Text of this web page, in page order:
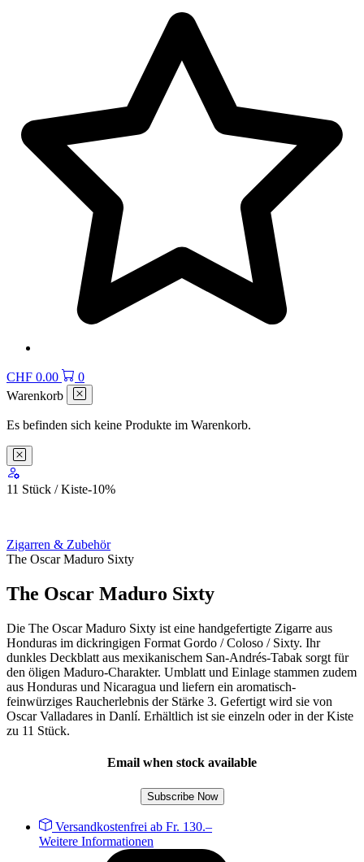
CHF 0.00
0
Warenkorb
Es befinden sich keine Produkte im Warenkorb.
11 Stück / Kiste-10%
Zigarren & Zubehör
The Oscar Maduro Sixty
The Oscar Maduro Sixty
Die The Oscar Maduro Sixty ist eine handgefertigte Zigarre aus
Honduras im dickringigen Format Gordo / Coloso / Sixty. Ihr
dunkles Deckblatt aus mexikanischem San-Andrés-Tabak sorgt für
den öligen Maduro-Charakter. Umblatt und Einlage stammen zudem
aus Honduras und Nicaragua und liefern ein aromatisch-
feinwürziges Raucherlebnis der Stärke 3. Gefertigt wird sie von
Oscar Valladares in Danlí. Erhältlich ist sie einzeln oder in der Kiste
zu 11 Stück.
Email when stock available
Subscribe Now
Versandkostenfrei ab Fr. 130.–
Weitere Informationen